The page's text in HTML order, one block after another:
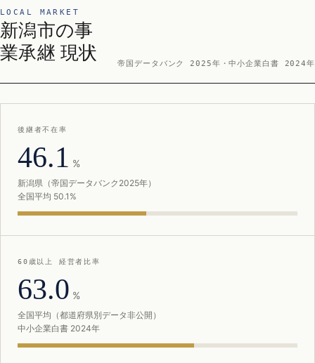
LOCAL MARKET
新潟市の事
業承継 現状
帝国データバンク 2025年・中小企業白書 2024年
後継者不在率
46.1 %
新潟県（帝国データバンク2025年）
全国平均 50.1%
60歳以上 経営者比率
63.0 %
全国平均（都道府県別データ非公開）
中小企業白書 2024年